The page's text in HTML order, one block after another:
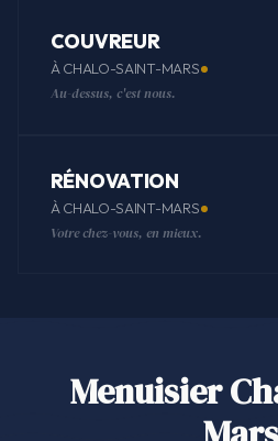
COUVREUR
À CHALO-SAINT-MARS
Au-dessus, c'est nous.
RÉNOVATION
À CHALO-SAINT-MARS
Votre chez-vous, en mieux.
Menuisier